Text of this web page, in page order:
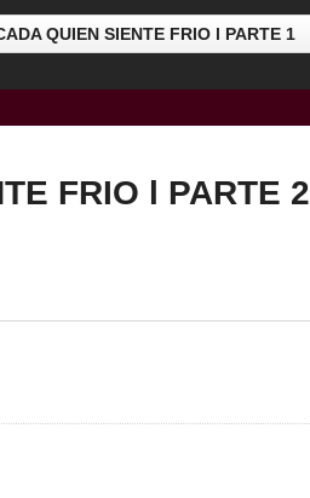
QUIEN SIENTE FRIO l PARTE 1
FRIO l PARTE 2